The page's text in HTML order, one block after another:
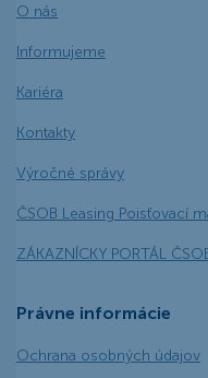
O nás
Informujeme
Kariéra
Kontakty
Výročné správy
ČSOB Leasing Poisťovací
ZÁKAZNÍCKY PORTÁL
Právne informácie
Ochrana osobných údajov